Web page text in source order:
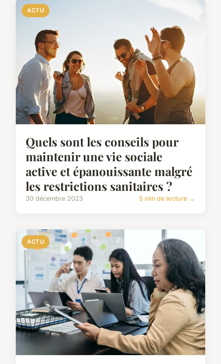
ACTU
Quels sont les conseils pour
maintenir une vie sociale
active et épanouissante malgré
les restrictions sanitaires ?
30 décembre 2023 5 min de lecture →
ACTU